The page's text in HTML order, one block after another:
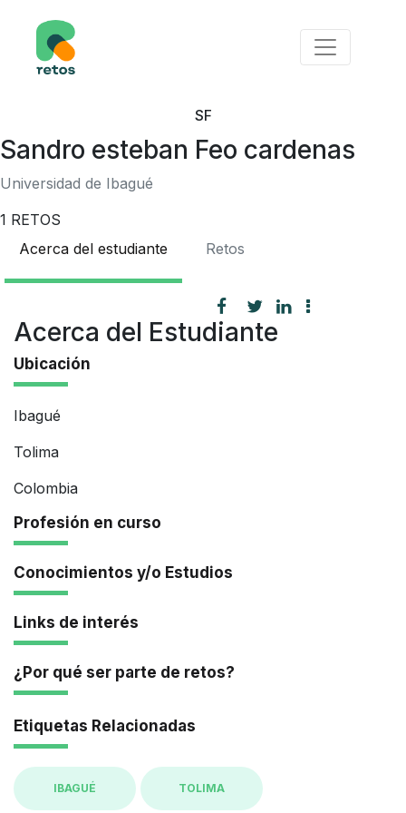
SF
Sandro esteban Feo cardenas
Universidad de Ibagué
1 RETOS
Acerca del estudiante
Retos
Acerca del Estudiante
Ubicación
Ibagué
Tolima
Colombia
Profesión en curso
Conocimientos y/o Estudios
Links de interés
¿Por qué ser parte de retos?
Etiquetas Relacionadas
IBAGUÉ TOLIMA